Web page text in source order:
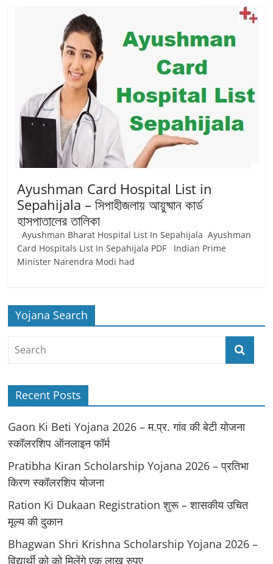
Ayushman Card Hospital List in
Sepahijala – সিপাহীজলায় আয়ুষ্মান কার্ড
হাসপাতালের তালিকা
Ayushman Bharat Hospital List In Sepahijala Ayushman
Card Hospitals List In Sepahijala PDF Indian Prime
Minister Narendra Modi had
Yojana Search
Recent Posts
Gaon Ki Beti Yojana 2026 – म.प्र. गांव की बेटी योजना
स्कॉलरशिप ऑनलाइन फॉर्म
Pratibha Kiran Scholarship Yojana 2026 – प्रतिभा
किरण स्कॉलरशिप योजना
Ration Ki Dukaan Registration शुरू – शासकीय उचित
मूल्य की दुकान
Bhagwan Shri Krishna Scholarship Yojana 2026 –
विद्यार्थी को को मिलेंगे एक लाख रुपए